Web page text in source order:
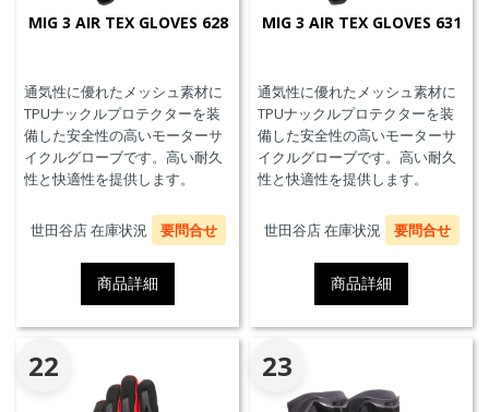
MIG 3 AIR TEX GLOVES 628
通気性に優れたメッシュ素材に
TPUナックルプロテクターを装
備した安全性の高いモーターサ
イクルグローブです。高い耐久
性と快適性を提供します。
世田谷店 在庫状況 要問合せ
商品詳細
MIG 3 AIR TEX GLOVES 631
通気性に優れたメッシュ素材に
TPUナックルプロテクターを装
備した安全性の高いモーターサ
イクルグローブです。高い耐久
性と快適性を提供します。
世田谷店 在庫状況 要問合せ
商品詳細
22 23